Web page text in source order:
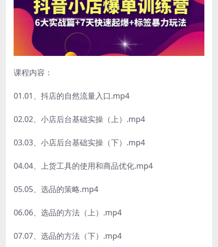
课程内容：
01.01、抖店的自然流量入口.mp4
02.02、小店后台基础实操（上）.mp4
03.03、小店后台基础实操（下）.mp4
04.04、上货工具的使用和商品优化.mp4
05.05、选品的策略.mp4
06.06、选品的方法（上）.mp4
07.07、选品的方法（下）.mp4